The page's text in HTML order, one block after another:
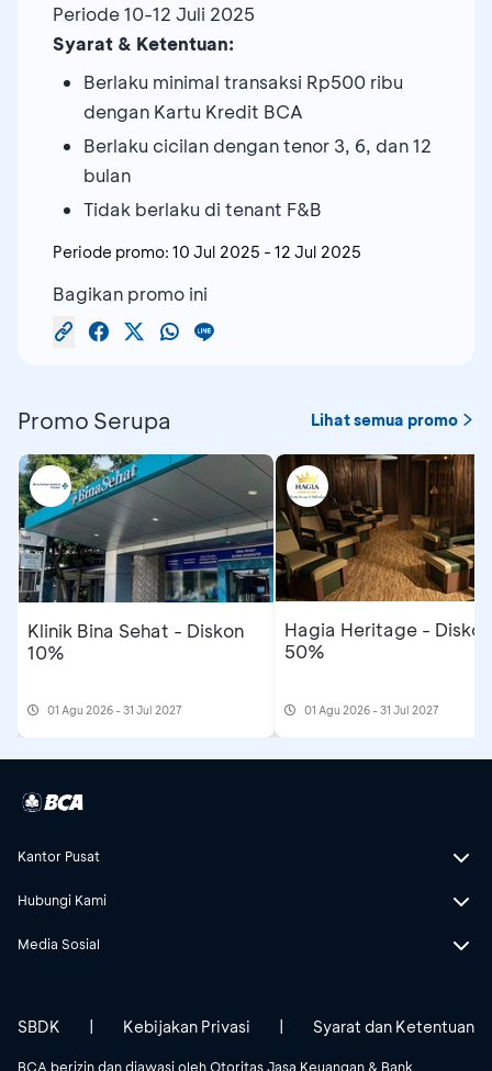
Periode 10-12 Juli 2025
Syarat & Ketentuan:
Berlaku minimal transaksi Rp500 ribu
dengan Kartu Kredit BCA
Berlaku cicilan dengan tenor 3, 6, dan 12
bulan
Tidak berlaku di tenant F&B
Periode promo: 10 Jul 2025 - 12 Jul 2025
Bagikan promo ini
Promo Serupa Lihat semua promo
Klinik Bina Sehat - Diskon
10%
01 Agu 2026 - 31 Jul 2027
Hagia Heritage - Diskon
50%
01 Agu 2026 - 31 Jul 2027
Kantor Pusat
Hubungi Kami
Media Sosial
BCA berizin dan diawasi oleh Otoritas Jasa Keuangan & Bank
SBDK | Kebijakan Privasi | Syarat dan Ketentuan